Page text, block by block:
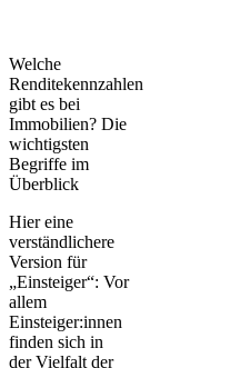
Welche
Renditekennzahlen
gibt es bei
Immobilien? Die
wichtigsten
Begriffe im
Überblick
Hier eine
verständlichere
Version für
„Einsteiger“: Vor
allem
Einsteiger:innen
finden sich in
der Vielfalt der